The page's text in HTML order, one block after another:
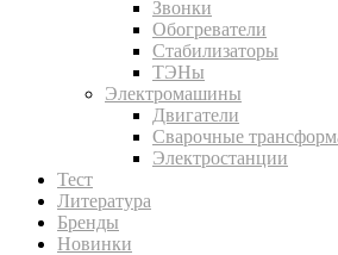
Звонки
Обогреватели
Стабилизаторы
ТЭНы
Электромашины
Двигатели
Сварочные
Электростанции
Тест
Литература
Бренды
Новинки